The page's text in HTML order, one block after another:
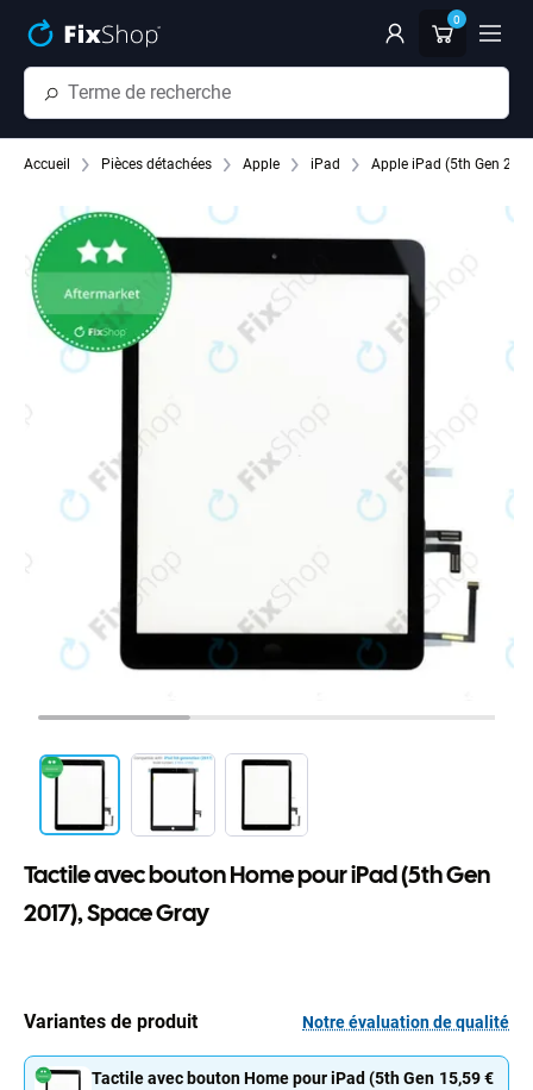
0
Accueil Pièces détachées Apple iPad Apple iPad (5th Gen
Tactile avec bouton Home pour iPad (5th Gen
2017), Space Gray
Variantes de produit Notre évaluation de qualité
Tactile avec bouton Home pour iPad (5th Gen 15,59 €